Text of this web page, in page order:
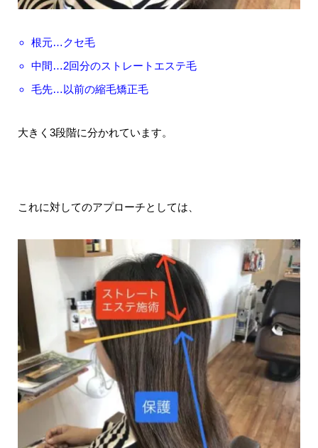
根元…クセ毛
中間…2回分のストレートエステ毛
毛先…以前の縮毛矯正毛
大きく3段階に分かれています。
これに対してのアプローチとしては、